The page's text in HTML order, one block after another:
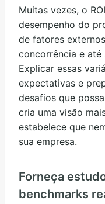
Muitas vezes, o
desempenho do
de fatores
concorrência e
Explicar essas
expectativas e
desafios que
cria uma visão
estabelece que
sua empresa.
Forneça
benchmarks